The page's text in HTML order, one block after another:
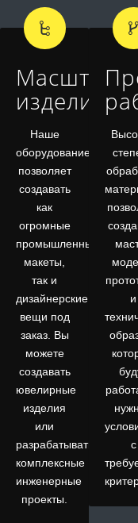
изделия
Наше
оборудование
позволяет
создавать
как
огромные
промышленные
макеты,
так и
дизайнерские
вещи под
заказ. Вы
можете
создавать
ювелирные
изделия
или
разрабатывать
комплексные
инженерные
проекты.
и
с